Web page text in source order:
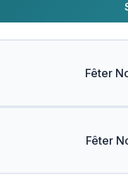
Fêter
Fêter